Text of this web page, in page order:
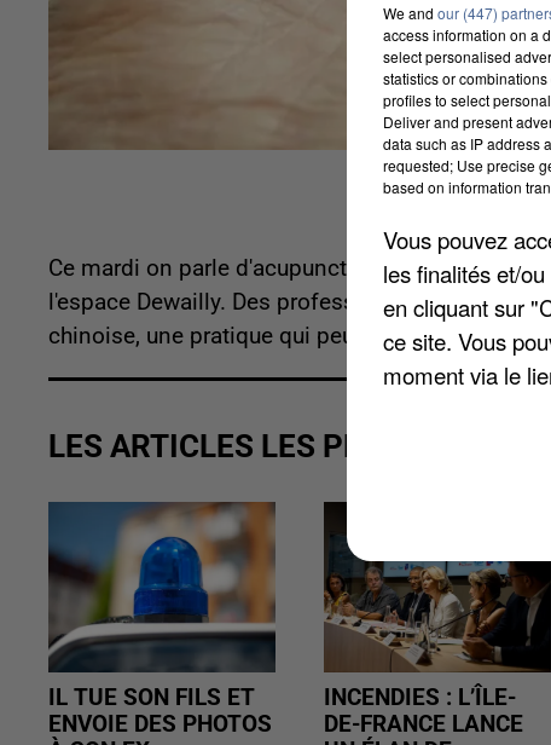
Ce mardi on parle d'acupuncture à Amiens.
l'espace Dewailly. Des professionnels seront
chinoise, une pratique qui peut aider à soigner
LES ARTICLES LES PLUS VUS
IL TUE SON FILS ET
ENVOIE DES PHOTOS
INCENDIES : L’ÎLE-
DE-FRANCE LANCE
We and our (447)
access information on a
select personalised
statistics or
profiles to select
Deliver and present
data such as IP address
requested; Use precise
based on information
Vous pouvez
les finalités et/
en cliquant sur
ce site. Vous
moment via le